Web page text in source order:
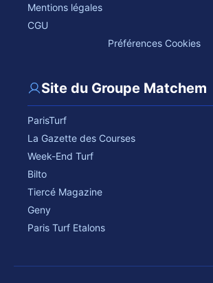
Mentions légales
CGU
Préférences Cookies
Site du Groupe Matchem
ParisTurf
La Gazette des Courses
Week-End Turf
Bilto
Tiercé Magazine
Geny
Paris Turf Etalons